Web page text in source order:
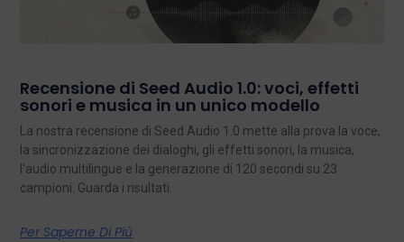
Recensione di Seed Audio 1.0: voci, effetti
sonori e musica in un unico modello
La nostra recensione di Seed Audio 1.0 mette alla prova la voce,
la sincronizzazione dei dialoghi, gli effetti sonori, la musica,
l'audio multilingue e la generazione di 120 secondi su 23
campioni. Guarda i risultati.
Per Saperne Di Più